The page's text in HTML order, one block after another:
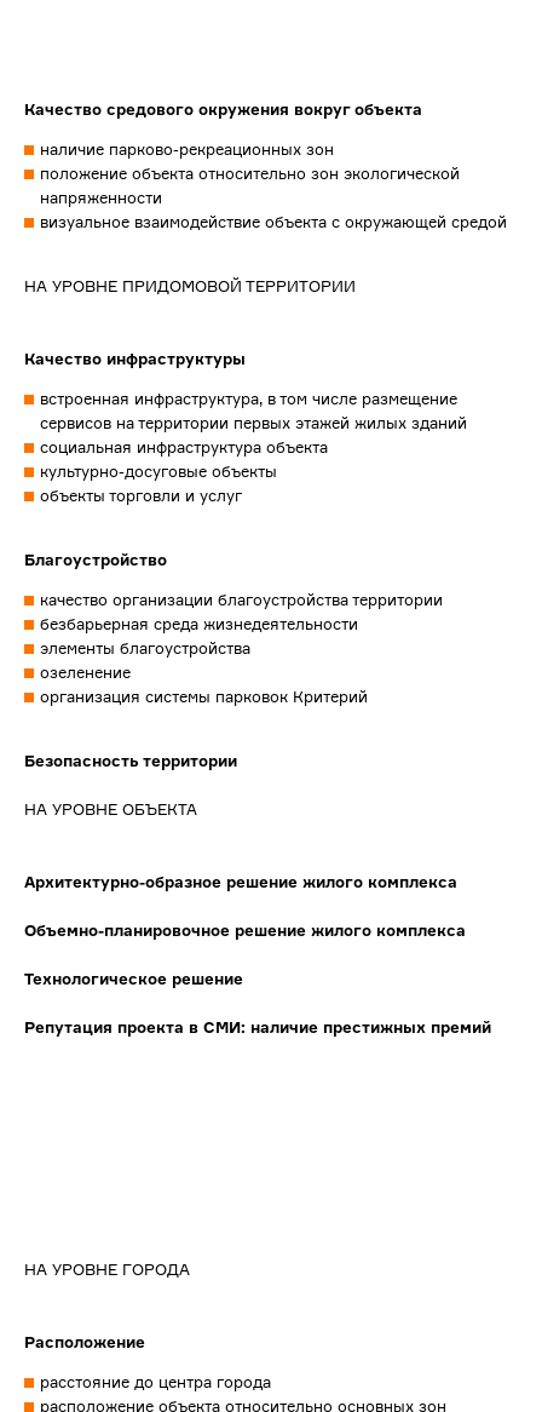
Качество средового окружения вокруг объекта
наличие парково-рекреационных зон
положение объекта относительно зон экологической
напряженности
визуальное взаимодействие объекта с окружающей средой
НА УРОВНЕ ПРИДОМОВОЙ ТЕРРИТОРИИ
Качество инфраструктуры
встроенная инфраструктура, в том числе размещение
сервисов на территории первых этажей жилых зданий
социальная инфраструктура объекта
культурно-досуговые объекты
объекты торговли и услуг
Благоустройство
качество организации благоустройства территории
безбарьерная среда жизнедеятельности
элементы благоустройства
озеленение
организация системы парковок Критерий
Безопасность территории
НА УРОВНЕ ОБЪЕКТА
Архитектурно-образное решение жилого комплекса
Объемно-планировочное решение жилого комплекса
Технологическое решение
Репутация проекта в СМИ: наличие престижных премий
НА УРОВНЕ ГОРОДА
Расположение
расстояние до центра города
расположение объекта относительно основных зон